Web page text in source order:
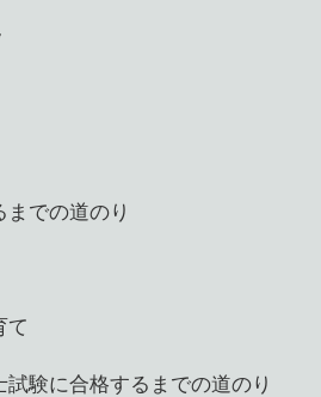
での道のり
て
験に合格するまでの道のり